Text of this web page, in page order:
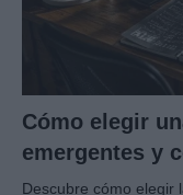
Cómo elegir
emergentes y
Descubre cómo elegir